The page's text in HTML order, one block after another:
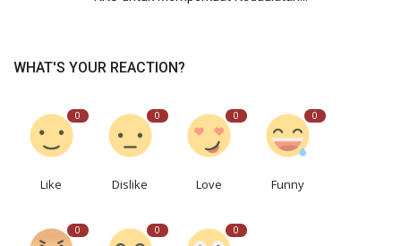
WHAT'S YOUR REACTION?
0
Like
0
Dislike
0
Love
0
Funny
0 0 0